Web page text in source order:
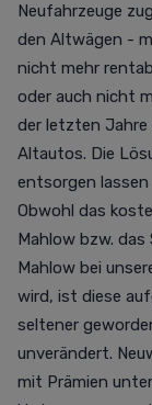
Neufahrzeuge
den Altwägen -
nicht mehr
oder auch nicht
der letzten Jahre
Altautos. Die
entsorgen
Obwohl das
Mahlow bzw.
Mahlow bei
wird, ist diese
seltener
unverändert.
mit Prämien